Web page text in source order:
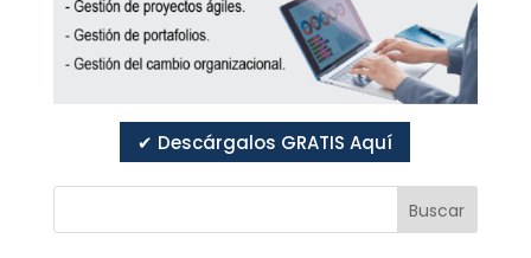
✔ Descárgalos GRATIS Aquí
Buscar